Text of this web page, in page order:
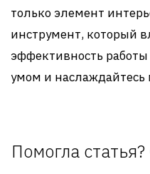
только элемент
инструмент, который
эффективность
умом и наслаждайтесь
Помогла